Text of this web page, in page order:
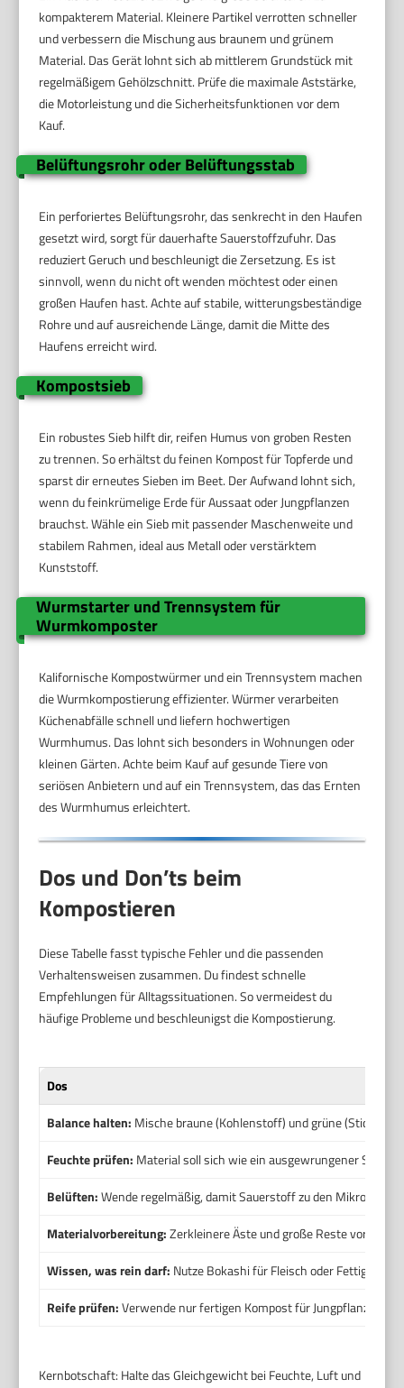
kompakterem Material. Kleinere Partikel verrotten schneller
und verbessern die Mischung aus braunem und grünem
Material. Das Gerät lohnt sich ab mittlerem Grundstück mit
regelmäßigem Gehölzschnitt. Prüfe die maximale Aststärke,
die Motorleistung und die Sicherheitsfunktionen vor dem
Kauf.
Belüftungsrohr oder Belüftungsstab
Ein perforiertes Belüftungsrohr, das senkrecht in den Haufen
gesetzt wird, sorgt für dauerhafte Sauerstoffzufuhr. Das
reduziert Geruch und beschleunigt die Zersetzung. Es ist
sinnvoll, wenn du nicht oft wenden möchtest oder einen
großen Haufen hast. Achte auf stabile, witterungsbeständige
Rohre und auf ausreichende Länge, damit die Mitte des
Haufens erreicht wird.
Kompostsieb
Ein robustes Sieb hilft dir, reifen Humus von groben Resten
zu trennen. So erhältst du feinen Kompost für Topferde und
sparst dir erneutes Sieben im Beet. Der Aufwand lohnt sich,
wenn du feinkrümelige Erde für Aussaat oder Jungpflanzen
brauchst. Wähle ein Sieb mit passender Maschenweite und
stabilem Rahmen, ideal aus Metall oder verstärktem
Kunststoff.
Wurmstarter und Trennsystem für
Wurmkomposter
Kalifornische Kompostwürmer und ein Trennsystem machen
die Wurmkompostierung effizienter. Würmer verarbeiten
Küchenabfälle schnell und liefern hochwertigen
Wurmhumus. Das lohnt sich besonders in Wohnungen oder
kleinen Gärten. Achte beim Kauf auf gesunde Tiere von
seriösen Anbietern und auf ein Trennsystem, das das Ernten
des Wurmhumus erleichtert.
Dos und Don’ts beim
Kompostieren
Diese Tabelle fasst typische Fehler und die passenden
Verhaltensweisen zusammen. Du findest schnelle
Empfehlungen für Alltagssituationen. So vermeidest du
häufige Probleme und beschleunigst die Kompostierung.
Dos
Balance halten: Mische braune (Kohlenstoff) und grüne
Feuchte prüfen: Material soll sich wie ein ausgewrungener
Belüften:Wende regelmäßig, damit Sauerstoff zu den Mikroben
Materialvorbereitung:Zerkleinere Äste und große Reste vor dem
Wissen, was rein darf: Nutze Bokashi für Fleisch oder Fettiges,
Reife prüfen:Verwende nur fertigen Kompost für Jungpflanzen.
Kernbotschaft: Halte das Gleichgewicht bei Feuchte, Luft und